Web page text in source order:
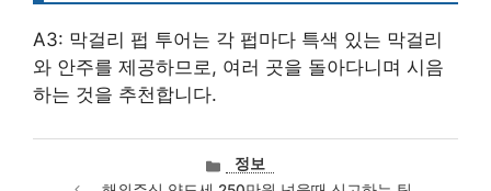
A3: 막걸리 펍 투어는 각 펍마다 특색 있는 막걸리
와 안주를 제공하므로, 여러 곳을 돌아다니며 시음
하는 것을 추천합니다.
카
테
정보